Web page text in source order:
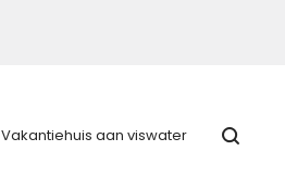
Vakantiehuis aan viswater